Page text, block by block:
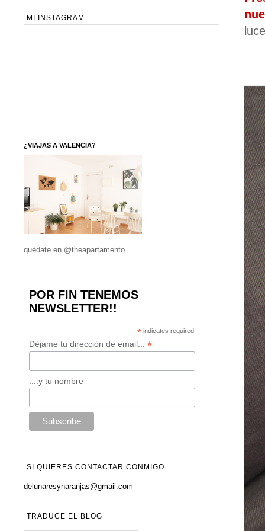
MI INSTAGRAM
¿VIAJAS A VALENCIA?
quédate en @theapartamento
POR FIN TENEMOS
NEWSLETTER!!
* indicates required
Déjame tu dirección de email... *
....y tu nombre
SI QUIERES CONTACTAR CONMIGO
delunaresynaranjas@gmail.com
TRADUCE EL BLOG